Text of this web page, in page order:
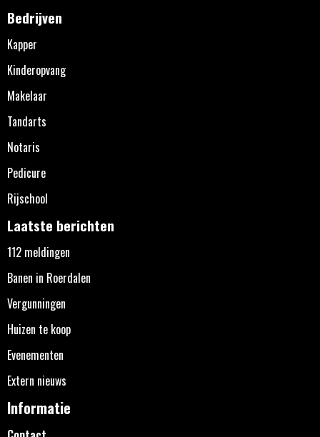
Bedrijven
Kapper
Kinderopvang
Makelaar
Tandarts
Notaris
Pedicure
Rijschool
Laatste berichten
112 meldingen
Banen in Roerdalen
Vergunningen
Huizen te koop
Evenementen
Extern nieuws
Informatie